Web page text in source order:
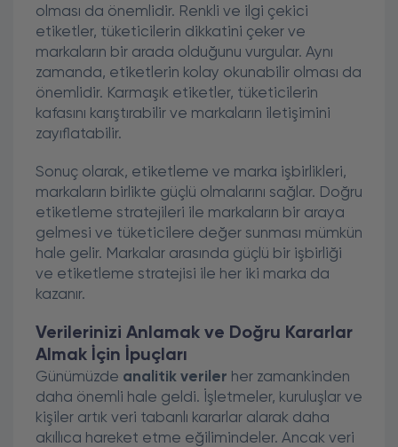
olması da önemlidir. Renkli ve ilgi çekici
etiketler, tüketicilerin dikkatini çeker ve
markaların bir arada olduğunu vurgular. Aynı
zamanda, etiketlerin kolay okunabilir olması da
önemlidir. Karmaşık etiketler, tüketicilerin
kafasını karıştırabilir ve markaların iletişimini
zayıflatabilir.
Sonuç olarak, etiketleme ve marka işbirlikleri,
markaların birlikte güçlü olmalarını sağlar. Doğru
etiketleme stratejileri ile markaların bir araya
gelmesi ve tüketicilere değer sunması mümkün
hale gelir. Markalar arasında güçlü bir işbirliği
ve etiketleme stratejisi ile her iki marka da
kazanır.
Verilerinizi Anlamak ve Doğru Kararlar
Almak İçin İpuçları
Günümüzde analitik veriler her zamankinden
daha önemli hale geldi. İşletmeler, kuruluşlar ve
kişiler artık veri tabanlı kararlar alarak daha
akıllıca hareket etme eğilimindeler. Ancak veri